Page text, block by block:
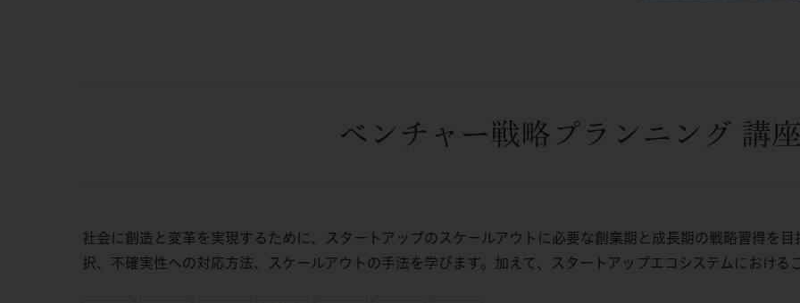
ベンチャー戦略プランニング 講
社会に創造と変革を実現するために、スタートアップのスケールアウトに必要な創業期と成長期の戦略習得を
択、不確実性への対応方法、スケールアウトの手法を学びます。加えて、スタートアップエコシステムにおける